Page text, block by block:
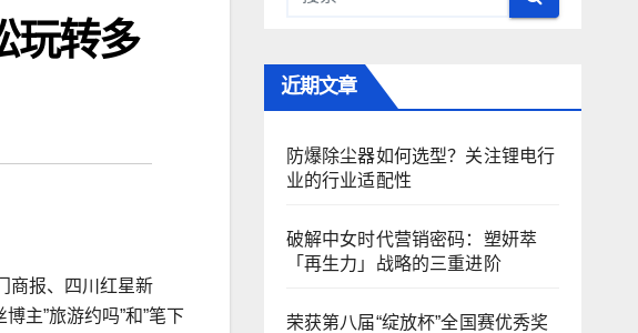
玩转多
商报、四川红星新
主”旅游约吗”和”笔下
近期文章
防爆除尘器如何选型？关注锂电行
业的行业适配性
破解中女时代营销密码：塑妍萃
「再生力」战略的三重进阶
荣获第八届“绽放杯”全国赛优秀奖